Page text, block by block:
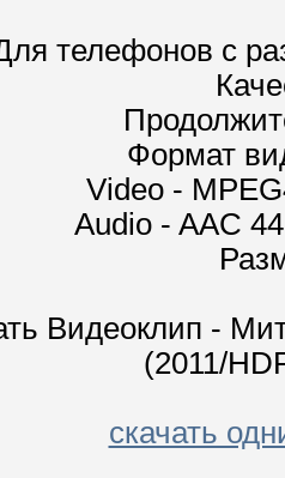
телефонов с
Формат
Video -
Audio - AAC
Видеоклип -
(2011/
скачать